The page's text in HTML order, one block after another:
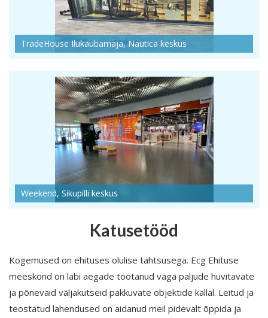
TradeHouse Ilukaubamaja, Nautica keskus
Weekend, Sikupilli keskus
Katusetööd
Kogemused on ehituses olulise tähtsusega. Ecg Ehituse
meeskond on läbi aegade töötanud väga paljude huvitavate
ja põnevaid väljakutseid pakkuvate objektide kallal. Leitud ja
teostatud lahendused on aidanud meil pidevalt õppida ja